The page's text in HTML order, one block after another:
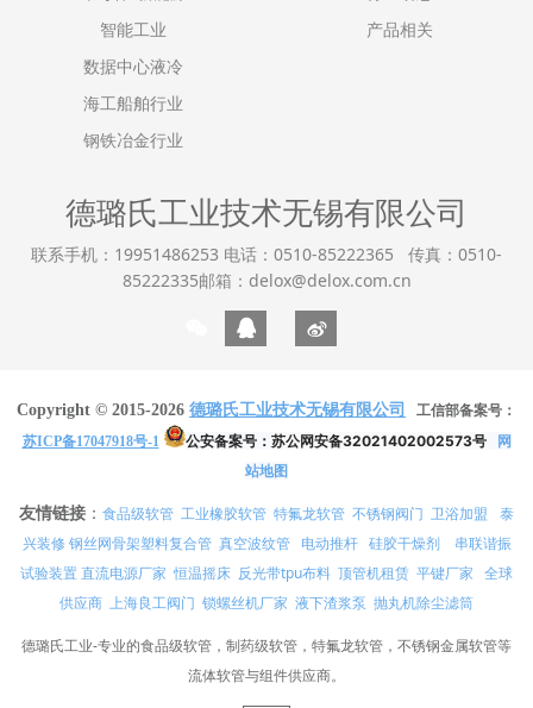
智能工业
数据中心液冷
海工船舶行业
钢铁冶金行业
产品相关
德璐氏工业技术无锡有限公司
联系手机：19951486253 电话：0510-85222365 传真：0510-
85222335邮箱：delox@delox.com.cn
Copyright © 2015-2026 德璐氏工业技术无锡有限公司
工信部备案号：
苏ICP备17047918号-1
公安备案号： 苏公网安备32021402002573号
网
站地图
友情链接 ： 食品级软管 工业橡胶软管 特氟龙软管 不锈钢阀门 卫浴加盟
泰
兴装修 钢丝网骨架塑料复合管 真空波纹管 电动推杆 硅胶干燥剂
串联谐振
试验装置直流电源厂家 恒温摇床 反光带tpu布料 顶管机租赁 平键厂家 全球
供应商 上海良工阀门 锁螺丝机厂家 液下渣浆泵 抛丸机除尘滤筒
德璐氏工业-专业的食品级软管，制药级软管，特氟龙软管，不锈钢金属软管等
流体软管与组件供应商。